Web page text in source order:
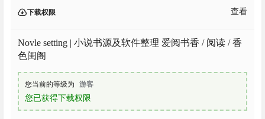
下载权限 查看
Novle setting | 小说书源及软件整理 爱阅书香 / 阅读 / 香
色闺阁
您当前的等级为 游客
您已获得下载权限